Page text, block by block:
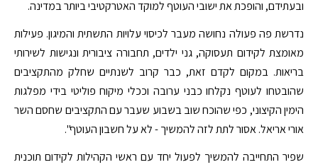
ובעתידם, והופכת את ישובי העוטף למוקד האטרקטיבי ביותר במדינה.
נדרשת פה פעולה נחושה מעבר לכיסוי עלויות התשתית והמיגון. פעילות
מאומצת לקידום תעסוקה, גני ילדים, תחבורה ציבורית ונגישות לשירותי
בריאות. במקום לקדם זאת, כבר קרוב לשנתיים שחלק מהתקציבים
שהובטחו לעוטף נקלחו כבני ערובה וככלי מיקוח פוליטי בידי מפלגות
הימין הקיצוני, כפי שהוכח שוב בשבוע שעבר עם התקציבים שחסם השר
אורי אריאל. אסור לתת לזה להמשיך - לא על חשבון העוטף".
שפיר התחייבה להמשיך לפעול יחד עם ראשי הקהילות לקידום תוכנית